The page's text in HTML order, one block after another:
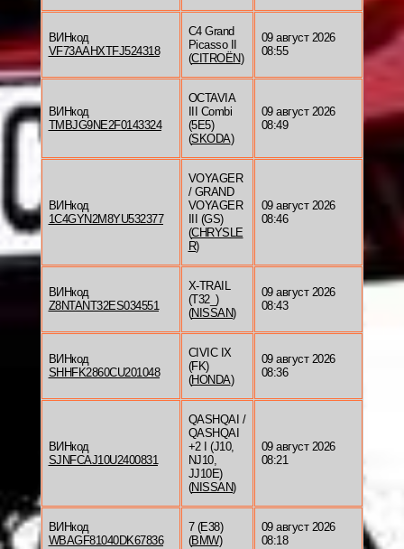
ВИНкод
VF73AAHXTFJ524318
C4 Grand
Picasso II
(CITROËN)
09 август 2026
08:55
ВИНкод
TMBJG9NE2F0143324
OCTAVIA
III Combi
(5E5)
(SKODA)
09 август 2026
08:49
ВИНкод
1C4GYN2M8YU532377
VOYAGER
/ GRAND
VOYAGER
III (GS)
(CHRYSLE
R)
09 август 2026
08:46
ВИНкод
Z8NTANT32ES034551
X-TRAIL
(T32_)
(NISSAN)
09 август 2026
08:43
ВИНкод
SHHFK2860CU201048
CIVIC IX
(FK)
(HONDA)
09 август 2026
08:36
ВИНкод
SJNFCAJ10U2400831
QASHQAI /
QASHQAI
+2 I (J10,
NJ10,
JJ10E)
(NISSAN)
09 август 2026
08:21
ВИНкод
WBAGF81040DK67836
7 (E38)
(BMW)
09 август 2026
08:18